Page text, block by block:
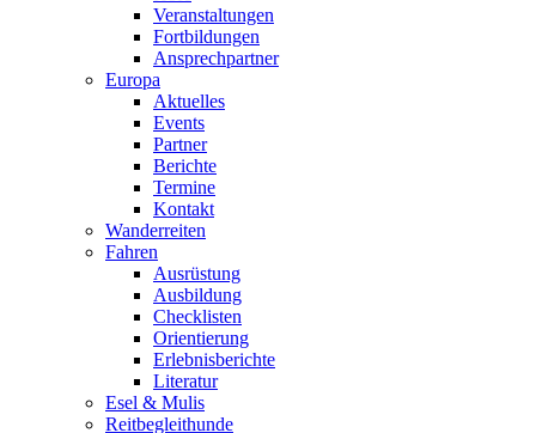
Veranstaltungen
Fortbildungen
Ansprechpartner
Europa
Aktuelles
Events
Partner
Berichte
Termine
Kontakt
Wanderreiten
Fahren
Ausrüstung
Ausbildung
Checklisten
Orientierung
Erlebnisberichte
Literatur
Esel & Mulis
Reitbegleithunde